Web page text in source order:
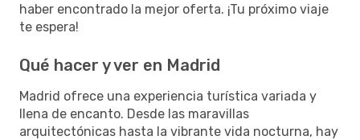
haber encontrado la mejor oferta. ¡Tu próximo viaje
te espera!
Qué hacer y ver en Madrid
Madrid ofrece una experiencia turística variada y
llena de encanto. Desde las maravillas
arquitectónicas hasta la vibrante vida nocturna, hay